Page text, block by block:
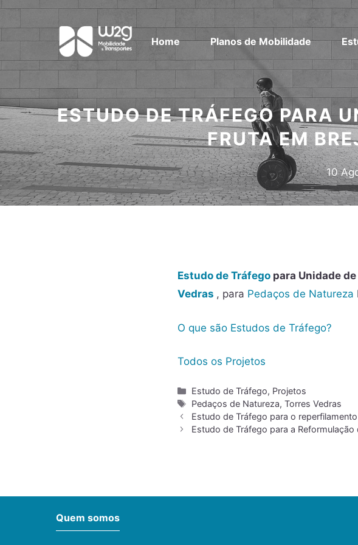
Home Planos de Mobilidade
ESTUDO DE TRÁFEGO PARA
FRUTA EM
10
Estudo de Tráfego para Unidade
Vedras , para Pedaços de Natureza
O que são Estudos de Tráfego?
Todos os Projetos
Estudo de Tráfego, Projetos
Pedaços de Natureza,Torres Vedras
Estudo de Tráfego para o
Estudo de Tráfego para a
Quem somos